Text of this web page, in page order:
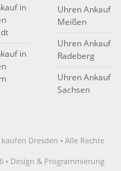
in
in
Uhren Ankauf
Meißen
Uhren Ankauf
Radeberg
Uhren Ankauf
Sachsen
Dresden • Alle Rechte
• Design & Programmierung